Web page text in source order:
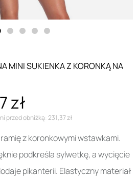
MINI SUKIENKA Z KORONKĄ NA
zł
przed obniżką: 231,37 zł
z koronkowymi wstawkami.
podkreśla sylwetkę, a wycięcie
pikanterii. Elastyczny materiał